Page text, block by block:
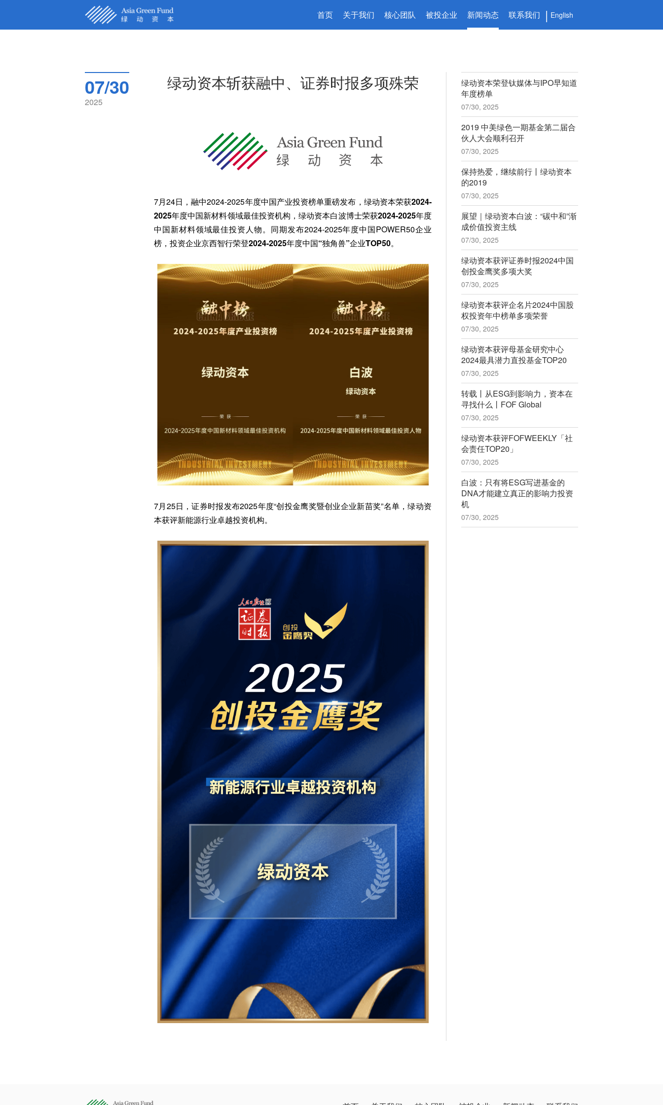
核心团队
English
首页 关于我们 核心团队 被投企业 新闻动态 联系我们
07/30
2025
绿动资本斩获融中、证券时报多项殊荣
7月24日，融中2024-2025年度中国产业投资榜单重磅发布，绿动资本荣获2024-
2025年度中国新材料领域最佳投资机构 ，绿动资本白波博士荣获2024-2025年度
中国新材料领域最佳投资人物。同期发布2024-2025年度中国POWER50企业
榜，投资企业京西智行荣登2024-2025年度中国“独角兽”企业TOP50。
7月25日，证券时报发布2025年度“创投金鹰奖暨创业企业新苗奖”名单，绿动资
本获评新能源行业卓越投资机构。
绿动资本荣登钛媒体与IPO早知道
年度榜单
07/30, 2025
2019 中美绿色一期基金第二届合
伙人大会顺利召开
07/30, 2025
保持热爱，继续前行丨绿动资本
的2019
07/30, 2025
展望｜绿动资本白波：“碳中和”渐
成价值投资主线
07/30, 2025
绿动资本获评证券时报2024中国
创投金鹰奖多项大奖
07/30, 2025
绿动资本获评企名片2024中国股
权投资年中榜单多项荣誉
07/30, 2025
绿动资本获评母基金研究中心
2024最具潜力直投基金TOP20
07/30, 2025
转载丨从ESG到影响力，资本在
寻找什么丨FOF Global
07/30, 2025
绿动资本获评FOFWEEKLY「社
会责任TOP20」
07/30, 2025
白波：只有将ESG写进基金的
DNA才能建立真正的影响力投资
机
07/30, 2025